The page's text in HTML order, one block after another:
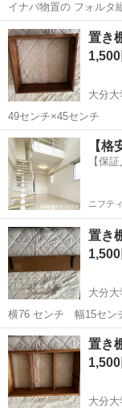
イナバ物置の フォルタ縦長大型 FT-
納できる「フォルタ」シリー
寸法：約 幅2.81m × 奥
大分 速見郡 暘
置き
1,500
大分大
49センチ×45センチ
大分 大分市 大
【
【保
ニフテ
置き
1,500
大分大
横76 センチ 幅15セン
大分 大分市 大
置き
1,500
大分大